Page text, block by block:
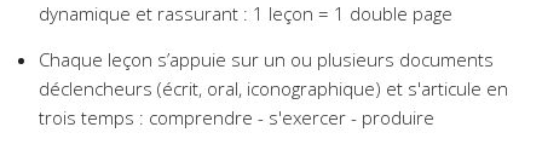
dynamique et rassurant : 1 leçon = 1 double page
Chaque leçon s’appuie sur un ou plusieurs documents
déclencheurs (écrit, oral, iconographique) et s'articule en
trois temps : comprendre - s'exercer - produire